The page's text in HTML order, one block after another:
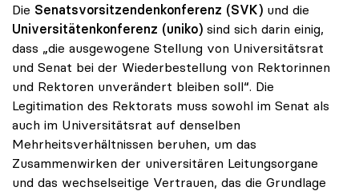
Die Senatsvorsitzendenkonferenz (SVK) und die
Universitätenkonferenz (uniko) sind sich darin einig,
dass „die ausgewogene Stellung von Universitätsrat
und Senat bei der Wiederbestellung von Rektorinnen
und Rektoren unverändert bleiben soll“. Die
Legitimation des Rektorats muss sowohl im Senat als
auch im Universitätsrat auf denselben
Mehrheitsverhältnissen beruhen, um das
Zusammenwirken der universitären Leitungsorgane
und das wechselseitige Vertrauen, das die Grundlage